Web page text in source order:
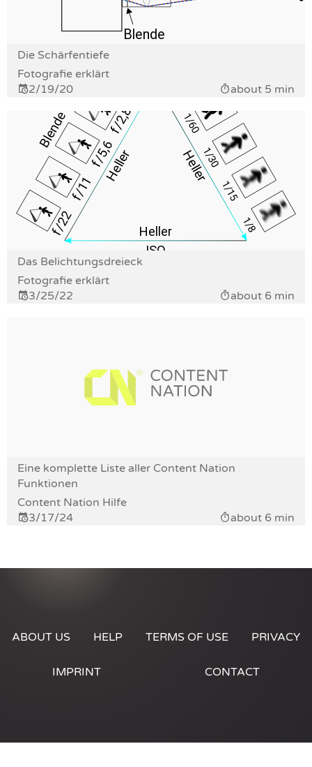
Die Schärfentiefe
Fotografie erklärt
2/19/20
about 5 min
Das Belichtungsdreieck
Fotografie erklärt
3/25/22
about 6 min
Eine komplette Liste aller Content Nation
Funktionen
Content Nation Hilfe
3/17/24
about 6 min
ABOUT US HELP TERMS OF USE PRIVACY
IMPRINT CONTACT